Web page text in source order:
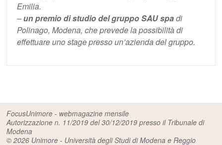
Emilia.
– un premio di studio del gruppo SAU spadi
Polinago, Modena, che prevede la possibilità di
effettuare uno stage presso un’azienda del gruppo.
FocusUnimore - webmagazine mensile
Autorizzazione n. 11/2019 del 30/12/2019 presso il Tribunale di
Modena
© 2026 Unimore - Università degli Studi di Modena e Reggio